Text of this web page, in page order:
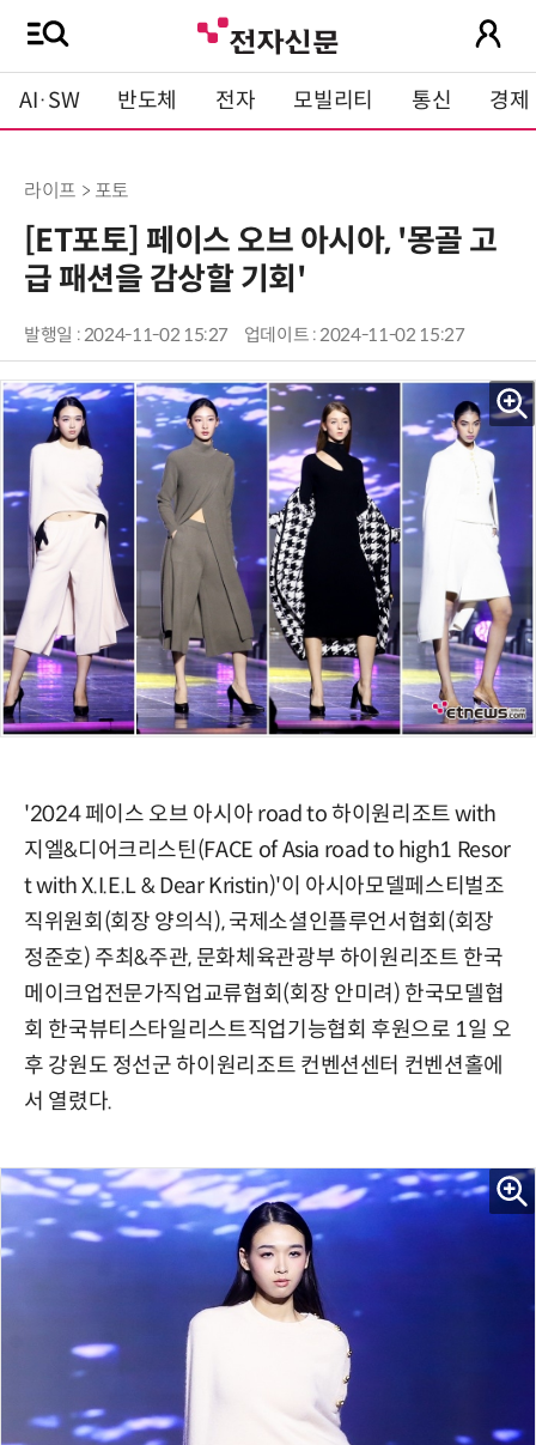
AI·SW 반도체 전자 모빌리티 통신 경제
라이프 > 포토
[ET포토] 페이스 오브 아시아, '몽골 고
급 패션을 감상할 기회'
발행일 : 2024-11-02 15:27 업데이트 : 2024-11-02 15:27
'2024 페이스 오브 아시아 road to 하이원리조트 with
지엘&디어크리스틴(FACE of Asia road to high1 Resor
t with X.I.E.L & Dear Kristin)'이 아시아모델페스티벌조
직위원회(회장 양의식), 국제소셜인플루언서협회(회장
정준호) 주최&주관, 문화체육관광부 하이원리조트 한국
메이크업전문가직업교류협회(회장 안미려) 한국모델협
회 한국뷰티스타일리스트직업기능협회 후원으로 1일 오
후 강원도 정선군 하이원리조트 컨벤션센터 컨벤션홀에
서 열렸다.